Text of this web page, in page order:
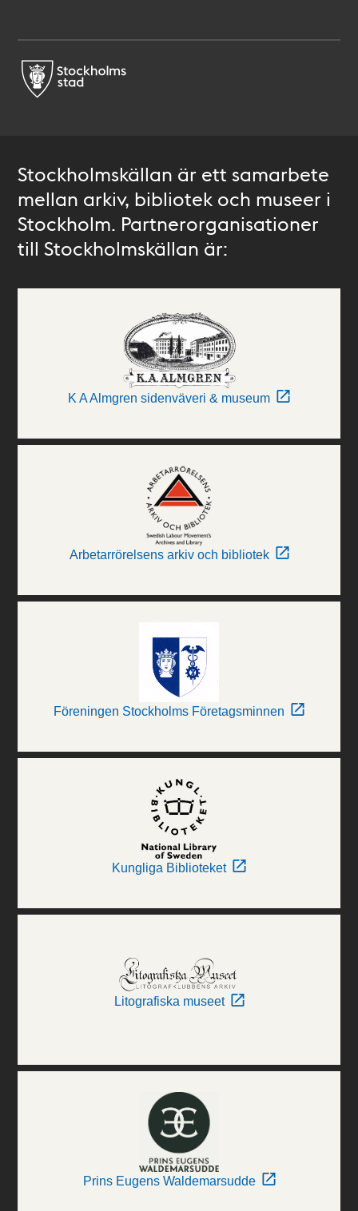
Stockholmskällan är ett samarbete
mellan arkiv, bibliotek och museer i
Stockholm. Partnerorganisationer
till Stockholmskällan är:
K A Almgren sidenväveri & museum
Arbetarrörelsens arkiv och bibliotek
Föreningen Stockholms Företagsminnen
Kungliga Biblioteket
Litografiska museet
Prins Eugens Waldemarsudde